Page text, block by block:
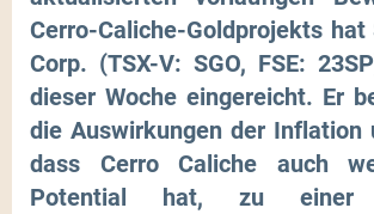
Cerro-Caliche-Goldprojekts hat
Corp. (TSX-V: SGO, FSE:
dieser Woche eingereicht. Er
die Auswirkungen der Inflation
dass Cerro Caliche auch
Potential hat, zu einer